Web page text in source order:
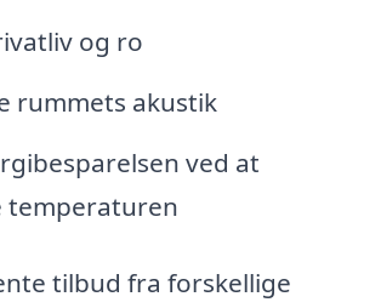
og ro
rummets akustik
ved at
temperaturen
tilbud fra forskellige